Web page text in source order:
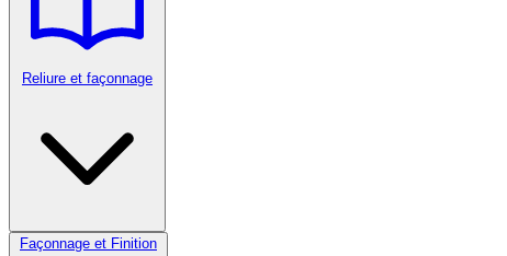
Reliure et façonnage
Façonnage et Finition